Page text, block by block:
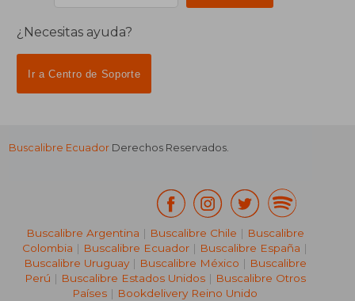
¿Necesitas ayuda?
Ir a Centro de Soporte
Buscalibre Ecuador Derechos Reservados.
Buscalibre Argentina | Buscalibre Chile | Buscalibre
Colombia | Buscalibre Ecuador | Buscalibre España |
Buscalibre Uruguay| Buscalibre México | Buscalibre
Perú | Buscalibre Estados Unidos| Buscalibre Otros
Países | Bookdelivery Reino Unido